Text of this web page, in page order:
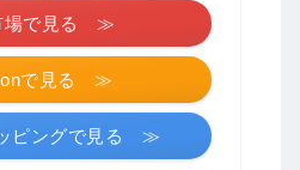
で見る ≫
場で見る ≫
ピングで見る ≫